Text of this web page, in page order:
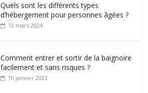
Quels sont les différents types
d’hébergement pour personnes âgées ?
13 mars 2024
Comment entrer et sortir de la baignoire
facilement et sans risques ?
10 janvier 2023